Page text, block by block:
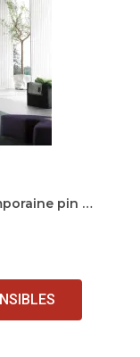
Table console extensible contemporaine pin blanc Montoya